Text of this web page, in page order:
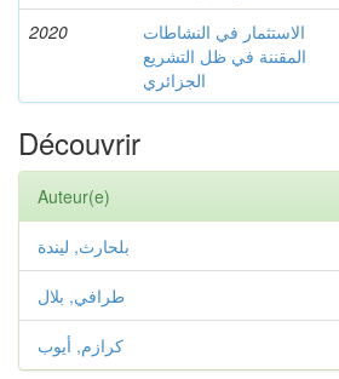
2020
الاستثمار في النشاطات
المقننة في ظل التشريع
الجزائري
Découvrir
Auteur(e)
بلحارث, ليندة
طرافي, بلال
كرازم, أيوب